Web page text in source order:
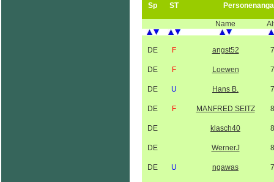
Sp ST
Name
DE F angst52
DE F Loewen
DE U Hans B.
DE F MANFRED SEITZ
DE klasch40
DE WernerJ
DE U ngawas